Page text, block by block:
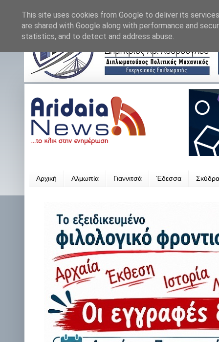
Αρχική Αλμωπία Γιαννιτσά Έδεσσα Σκύδρα
This site uses cookies from Google to deliver its
are shared with Google along with performance and
statistics, and to detect and address abuse.